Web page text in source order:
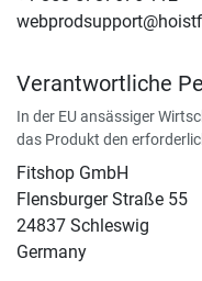
Verantwortliche
In der EU ansässiger
das Produkt den
Fitshop GmbH
Flensburger Straße 55
24837 Schleswig
Germany